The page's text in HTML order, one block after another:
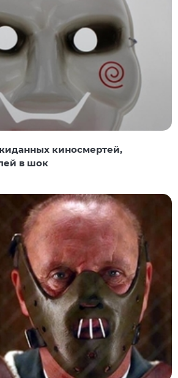
киносмертей,
в шок